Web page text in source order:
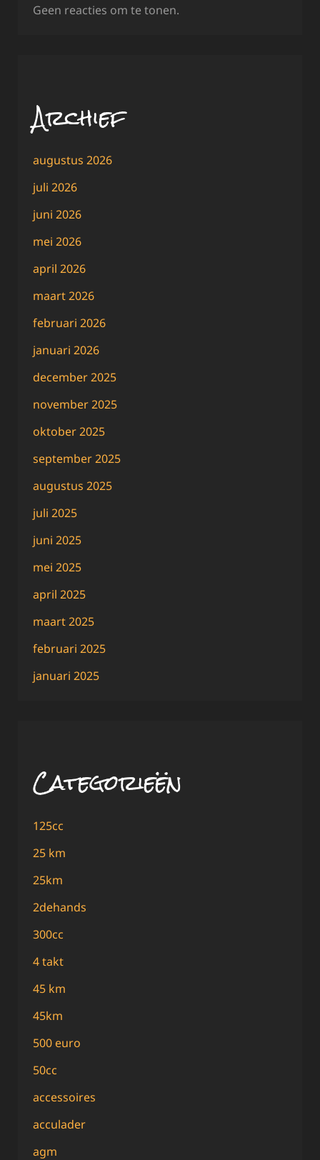
Geen reacties om te tonen.
Archief
augustus 2026
juli 2026
juni 2026
mei 2026
april 2026
maart 2026
februari 2026
januari 2026
december 2025
november 2025
oktober 2025
september 2025
augustus 2025
juli 2025
juni 2025
mei 2025
april 2025
maart 2025
februari 2025
januari 2025
Categorieën
125cc
25 km
25km
2dehands
300cc
4 takt
45 km
45km
500 euro
50cc
accessoires
acculader
agm